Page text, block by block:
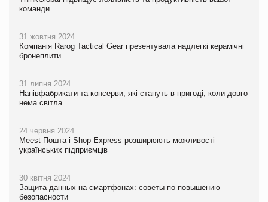
команди
31 жовтня 2024
Компанія Rarog Tactical Gear презентувала надлегкі керамічні
бронеплити
31 липня 2024
Напівфабрикати та консерви, які стануть в пригоді, коли довго
нема світла
24 червня 2024
Meest Пошта і Shop-Express розширюють можливості
українських підприємців
30 квітня 2024
Защита данных на смартфонах: советы по повышению
безопасности